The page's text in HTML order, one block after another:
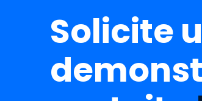
Solicite